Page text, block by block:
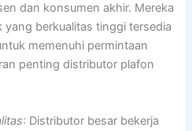
dan konsumen akhir. Mereka
berkualitas tinggi tersedia
memenuhi permintaan
penting distributor plafon
: Distributor besar bekerja